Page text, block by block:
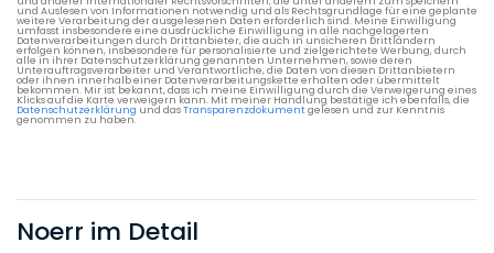
und Auslesen von Informationen notwendig und als Rechtsgrundlage für eine geplante
weitere Verarbeitung der ausgelesenen Daten erforderlich sind. Meine Einwilligung
umfasst insbesondere eine ausdrückliche Einwilligung in alle nachgelagerten
Datenverarbeitungen durch Drittanbieter, die auch in unsicheren Drittländern
erfolgen können, insbesondere für personalisierte und zielgerichtete Werbung, durch
alle in ihrer Datenschutzerklärung genannten Unternehmen, sowie deren
Unterauftragsverarbeiter und Verantwortliche, die Daten von diesen Drittanbietern
oder ihnen innerhalb einer Datenverarbeitungskette erhalten oder übermittelt
bekommen. Mir ist bekannt, dass ich meine Einwilligung durch die Verweigerung eines
Klicks auf die Karte verweigern kann. Mit meiner Handlung bestätige ich ebenfalls, die
Datenschutzerklärung und dasTransparenzdokumentgelesen und zur Kenntnis
genommen zu haben.
Noerr im Detail